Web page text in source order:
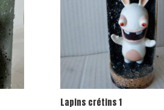
Lapins crétins 1